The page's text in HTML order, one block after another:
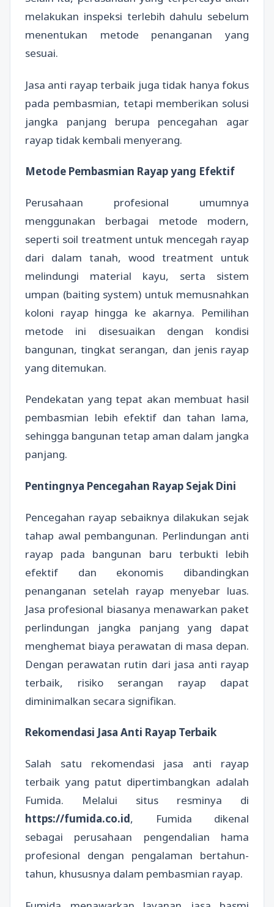
melakukan inspeksi terlebih dahulu sebelum
menentukan metode penanganan yang
sesuai.
Jasa anti rayap terbaik juga tidak hanya fokus
pada pembasmian, tetapi memberikan solusi
jangka panjang berupa pencegahan agar
rayap tidak kembali menyerang.
Metode Pembasmian Rayap yang Efektif
Perusahaan profesional umumnya
menggunakan berbagai metode modern,
seperti soil treatment untuk mencegah rayap
dari dalam tanah, wood treatment untuk
melindungi material kayu, serta sistem
umpan (baiting system) untuk memusnahkan
koloni rayap hingga ke akarnya. Pemilihan
metode ini disesuaikan dengan kondisi
bangunan, tingkat serangan, dan jenis rayap
yang ditemukan.
Pendekatan yang tepat akan membuat hasil
pembasmian lebih efektif dan tahan lama,
sehingga bangunan tetap aman dalam jangka
panjang.
Pentingnya Pencegahan Rayap Sejak Dini
Pencegahan rayap sebaiknya dilakukan sejak
tahap awal pembangunan. Perlindungan anti
rayap pada bangunan baru terbukti lebih
efektif dan ekonomis dibandingkan
penanganan setelah rayap menyebar luas.
Jasa profesional biasanya menawarkan paket
perlindungan jangka panjang yang dapat
menghemat biaya perawatan di masa depan.
Dengan perawatan rutin dari jasa anti rayap
terbaik, risiko serangan rayap dapat
diminimalkan secara signifikan.
Rekomendasi Jasa Anti Rayap Terbaik
Salah satu rekomendasi jasa anti rayap
terbaik yang patut dipertimbangkan adalah
Fumida. Melalui situs resminya di
https://fumida.co.id, Fumida dikenal
sebagai perusahaan pengendalian hama
profesional dengan pengalaman bertahun-
tahun, khususnya dalam pembasmian rayap.